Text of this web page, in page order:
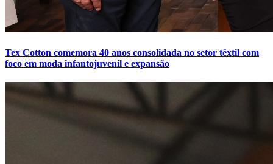
Tex Cotton comemora 40 anos consolidada no setor têxtil com
foco em moda infantojuvenil e expansão